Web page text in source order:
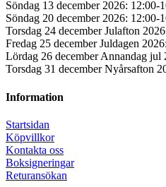
Söndag 13 december 2026: 12:00-
Söndag 20 december 2026: 12:00-
Torsdag 24 december Julafton
Fredag 25 december Juldagen
Lördag 26 december Annandag jul
Torsdag 31 december Nyårsafton
Information
Startsidan
Köpvillkor
Kontakta oss
Boksigneringar
Returansökan